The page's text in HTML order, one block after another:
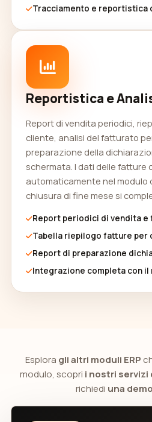
Tracciamento e reportistica
Reportistica e
Report di vendita periodici,
cliente, analisi del fatturato
preparazione della
schermata. I dati delle fatture
automaticamente nel modulo
chiusura di fine mese si
Report periodici di vendita
Tabella riepilogo fatture per
Report di preparazione
Integrazione completa con
Esplora gli altri moduli ERP
modulo, scopri i nostri servizi
richiedi una